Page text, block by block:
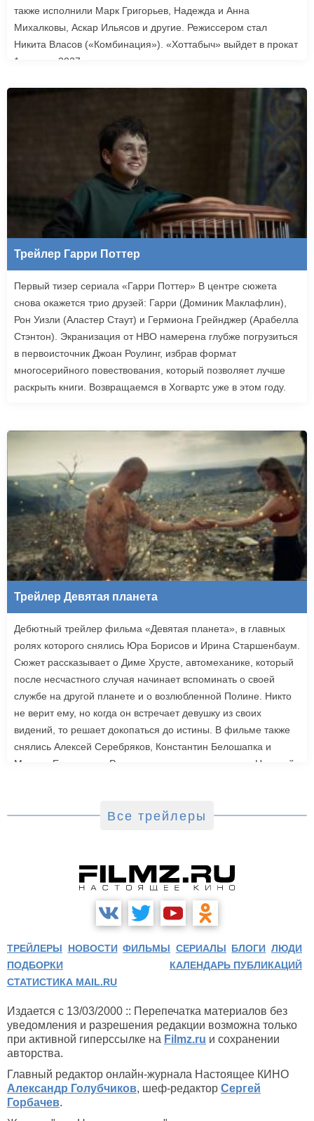
также исполнили Марк Григорьев, Надежда и Анна
Михалковы, Аскар Ильясов и другие. Режиссером стал
Никита Власов («Комбинация»). «Хоттабыч» выйдет в прокат
1 января 2027 года.
Трейлер Гарри Поттер
Первый тизер сериала «Гарри Поттер» В центре сюжета
снова окажется трио друзей: Гарри (Доминик Маклафлин),
Рон Уизли (Аластер Стаут) и Гермиона Грейнджер (Арабелла
Стэнтон). Экранизация от HBO намерена глубже погрузиться
в первоисточник Джоан Роулинг, избрав формат
многосерийного повествования, который позволяет лучше
раскрыть книги. Возвращаемся в Хогвартс уже в этом году.
Трейлер Девятая планета
Дебютный трейлер фильма «Девятая планета», в главных
ролях которого снялись Юра Борисов и Ирина Старшенбаум.
Сюжет рассказывает о Диме Хрусте, автомеханике, который
после несчастного случая начинает вспоминать о своей
службе на другой планете и о возлюбленной Полине. Никто
не верит ему, но когда он встречает девушку из своих
видений, то решает докопаться до истины. В фильме также
снялись Алексей Серебряков, Константин Белошапка и
Максим Емельянов. Режиссером картины выступил Николай
Все трейлеры
ТРЕЙЛЕРЫ НОВОСТИ ФИЛЬМЫ СЕРИАЛЫ БЛОГИ ЛЮДИ
ПОДБОРКИ
КАЛЕНДАРЬ ПУБЛИКАЦИЙ
СТАТИСТИКА MAIL.RU
Издается с 13/03/2000 :: Перепечатка материалов без
уведомления и разрешения редакции возможна только
при активной гиперссылке на Filmz.ru и сохранении
авторства.
Главный редактор онлайн-журнала Настоящее КИНО
Александр Голубчиков, шеф-редактор Сергей
Горбачев.